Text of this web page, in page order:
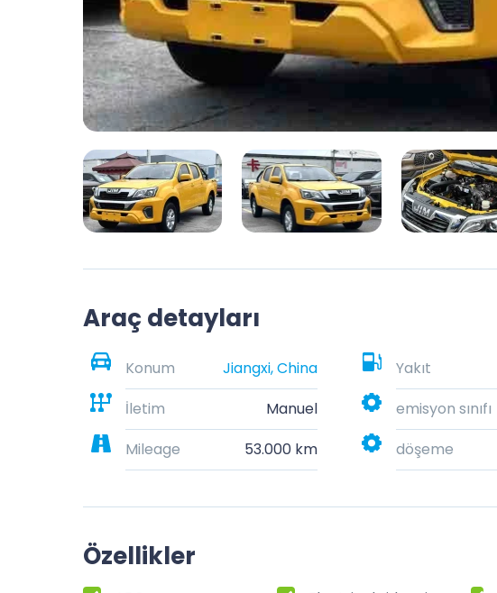
Araç detayları
Konum Jiangxi, China Yakıt
İletim
Manuel emisyon sınıfı
Mileage
53.000 km döşeme
Özellikler